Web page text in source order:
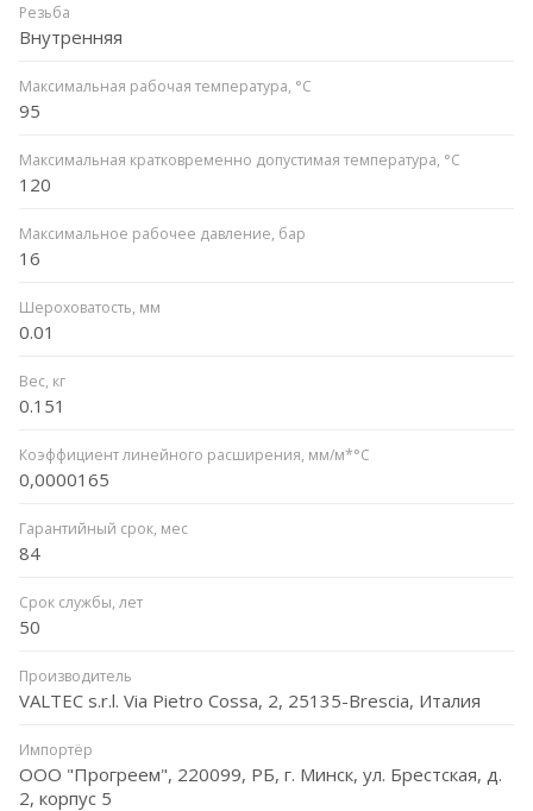
Резьба
Внутренняя
Максимальная рабочая температура, °C
95
Максимальная кратковременно допустимая температура, °C
120
Максимальное рабочее давление, бар
16
Шероховатость, мм
0.01
Вес, кг
0.151
Коэффициент линейного расширения, мм/м*°C
0,0000165
Гарантийный срок, мес
84
Срок службы, лет
50
Производитель
VALTEC s.r.l. Via Pietro Cossa, 2, 25135-Brescia, Италия
Импортёр
ООО "Прогреем", 220099, РБ, г. Минск, ул. Брестская, д.
2, корпус 5